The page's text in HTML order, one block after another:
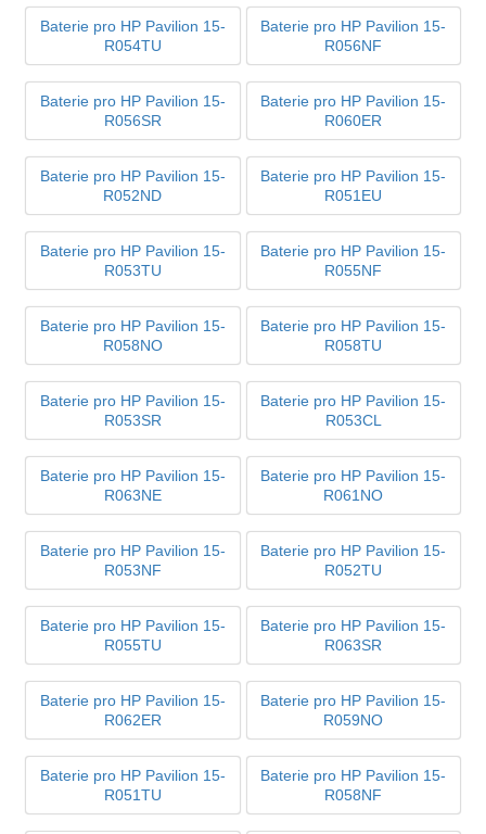
Baterie pro HP Pavilion 15-
R054TU
Baterie pro HP Pavilion 15-
R056NF
Baterie pro HP Pavilion 15-
R056SR
Baterie pro HP Pavilion 15-
R060ER
Baterie pro HP Pavilion 15-
R052ND
Baterie pro HP Pavilion 15-
R051EU
Baterie pro HP Pavilion 15-
R053TU
Baterie pro HP Pavilion 15-
R055NF
Baterie pro HP Pavilion 15-
R058NO
Baterie pro HP Pavilion 15-
R058TU
Baterie pro HP Pavilion 15-
R053SR
Baterie pro HP Pavilion 15-
R053CL
Baterie pro HP Pavilion 15-
R063NE
Baterie pro HP Pavilion 15-
R061NO
Baterie pro HP Pavilion 15-
R053NF
Baterie pro HP Pavilion 15-
R052TU
Baterie pro HP Pavilion 15-
R055TU
Baterie pro HP Pavilion 15-
R063SR
Baterie pro HP Pavilion 15-
R062ER
Baterie pro HP Pavilion 15-
R059NO
Baterie pro HP Pavilion 15-
R051TU
Baterie pro HP Pavilion 15-
R058NF